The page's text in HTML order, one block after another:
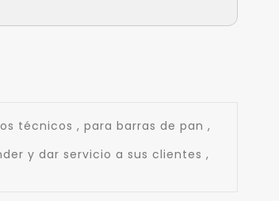
técnicos , para barras de pan ,
y dar servicio a sus clientes ,